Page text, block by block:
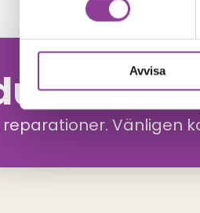
Avvisa
inte
Vänligen